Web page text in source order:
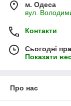
м. Одеса
вул.
Контакти
Сьогодні
Показати
Про нас